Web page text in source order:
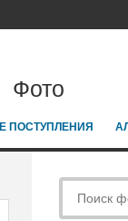
Фото
ПОСТУПЛЕНИЯ